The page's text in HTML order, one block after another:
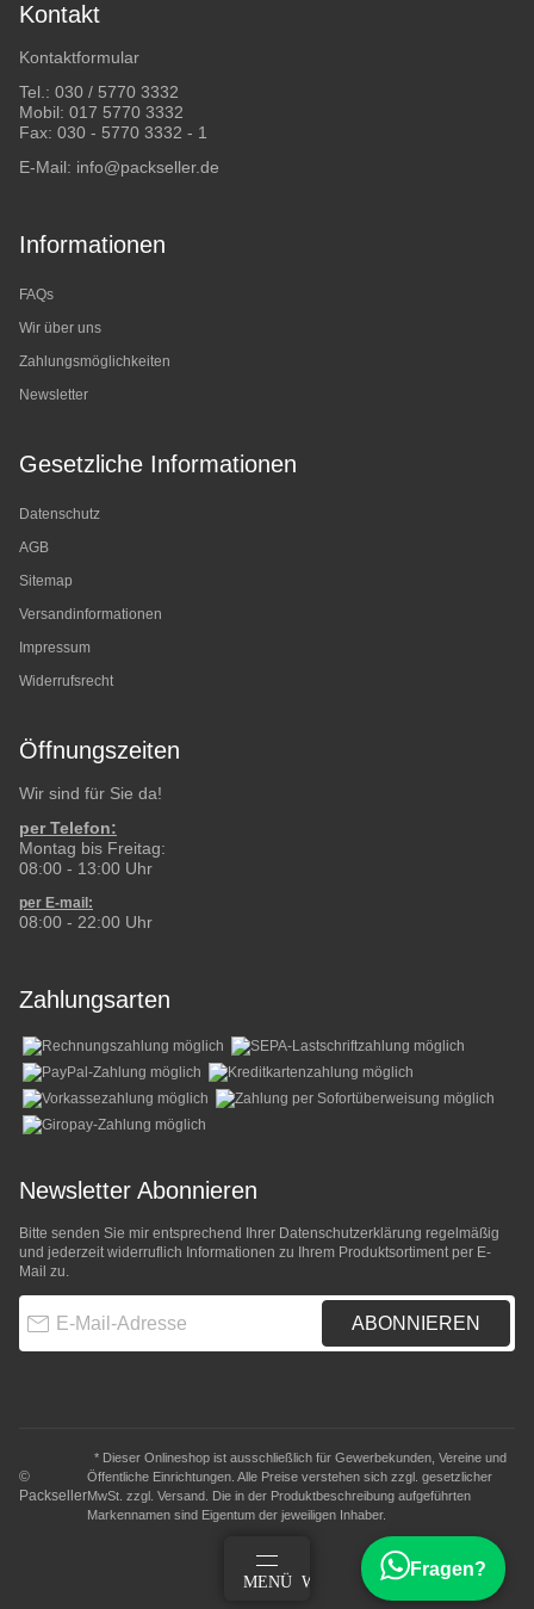
Kontakt
Kontaktformular
Tel.: 030 / 5770 3332
Mobil: 017 5770 3332
Fax: 030 - 5770 3332 - 1
E-Mail: info@packseller.de
Informationen
FAQs
Wir über uns
Zahlungsmöglichkeiten
Newsletter
Gesetzliche Informationen
Datenschutz
AGB
Sitemap
Versandinformationen
Impressum
Widerrufsrecht
Öffnungszeiten
Wir sind für Sie da!
per Telefon:
Montag bis Freitag:
08:00 - 13:00 Uhr
per E-mail:
08:00 - 22:00 Uhr
Zahlungsarten
Newsletter Abonnieren
Bitte senden Sie mir entsprechend Ihrer Datenschutzerklärung regelmäßig
und jederzeit widerruflich Informationen zu Ihrem Produktsortiment per E-
Mail zu.
ABONNIEREN
©
Packseller
* Dieser Onlineshop ist ausschließlich für Gewerbekunden, Vereine und
Öffentliche Einrichtungen. Alle Preise verstehen sich zzgl. gesetzlicher
MwSt. zzgl. Versand . Die in der Produktbeschreibung aufgeführten
Markennamen sind Eigentum der jeweiligen Inhaber.
MENÜ WARENKORB
Fragen?